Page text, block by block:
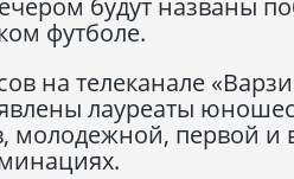
будут названы
футболе.
на телеканале
лауреаты
молодежной, первой и